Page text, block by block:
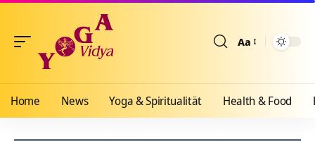
Aa
Home News Yoga & Spiritualität Health & Food